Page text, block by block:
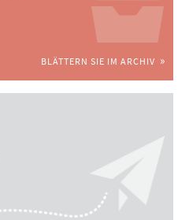
BLÄTTERN SIE IM ARCHIV